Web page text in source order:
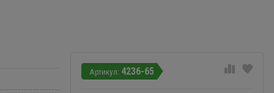
4236-65